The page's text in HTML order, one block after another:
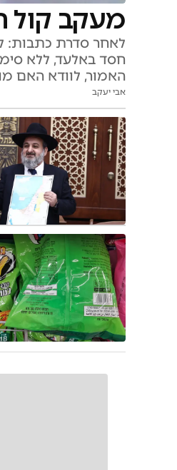
מעקב קול
לאחר סדרת כתבות:
חסד באלעד, ללא
האמור, לוודא האם
אבי יעקב